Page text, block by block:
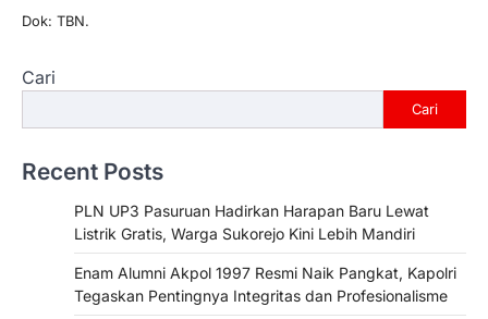
Dok: TBN.
Cari
Cari
Recent Posts
PLN UP3 Pasuruan Hadirkan Harapan Baru Lewat
Listrik Gratis, Warga Sukorejo Kini Lebih Mandiri
Enam Alumni Akpol 1997 Resmi Naik Pangkat, Kapolri
Tegaskan Pentingnya Integritas dan Profesionalisme